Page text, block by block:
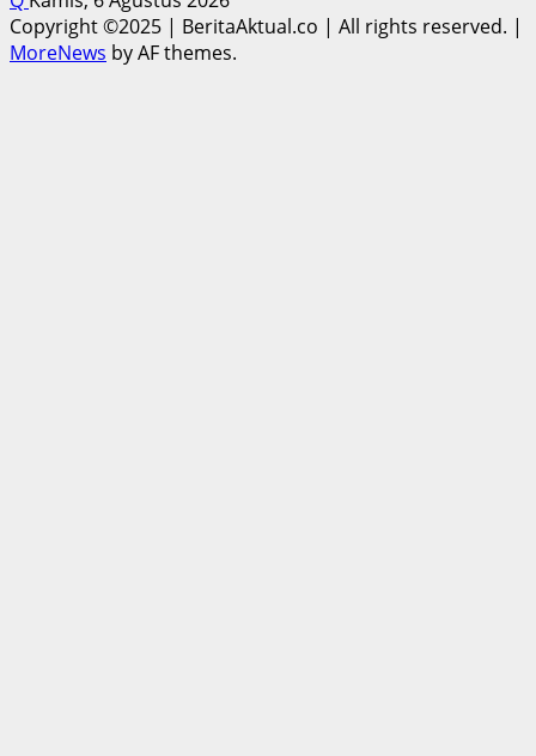
Copyright ©2025 | BeritaAktual.co | All rights reserved. |
MoreNews by AF themes.